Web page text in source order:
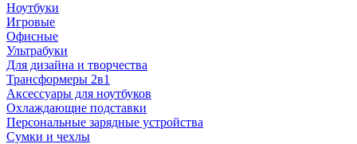
Ноутбуки
Игровые
Офисные
Ультрабуки
Для дизайна и творчества
Трансформеры 2в1
Аксессуары для ноутбуков
Охлаждающие подставки
Персональные зарядные устройства
Сумки и чехлы